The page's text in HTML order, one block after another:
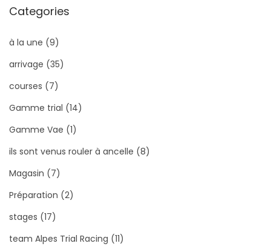
Categories
à la une (9)
arrivage (35)
courses (7)
Gamme trial (14)
Gamme Vae (1)
ils sont venus rouler à ancelle (8)
Magasin (7)
Préparation (2)
stages (17)
team Alpes Trial Racing (11)